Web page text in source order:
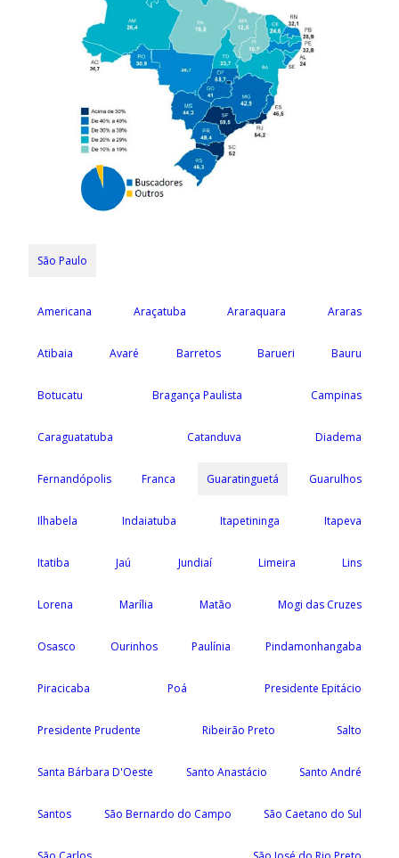
São Paulo
Americana Araçatuba Araraquara Araras
Atibaia Avaré Barretos Barueri Bauru
Botucatu Bragança Paulista Campinas
Caraguatatuba Catanduva Diadema
Fernandópolis Franca Guaratinguetá Guarulhos
Ilhabela Indaiatuba Itapetininga Itapeva
Itatiba Jaú Jundiaí Limeira Lins
Lorena Marília Matão Mogi das Cruzes
Osasco Ourinhos Paulínia Pindamonhangaba
Piracicaba Poá Presidente Epitácio
Presidente Prudente Ribeirão Preto Salto
Santa Bárbara D'Oeste Santo Anastácio Santo André
Santos São Bernardo do Campo São Caetano do Sul